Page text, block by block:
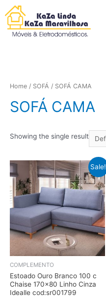
Home / SOFÁ / SOFÁ CAMA
SOFÁ CAMA
Showing the single result
Sale!
COMPLEMENTO
Estoado Ouro Branco 100 c
Chaise 170×80 Linho Cinza
Idealle cod:sr001799